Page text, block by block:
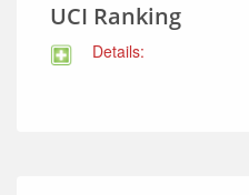
UCI Ranking
Details: